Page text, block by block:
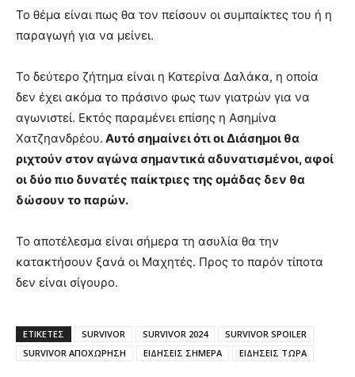
Το θέμα είναι πως θα τον πείσουν οι συμπαίκτες του ή η
παραγωγή για να μείνει.
Το δεύτερο ζήτημα είναι η Κατερίνα Δαλάκα, η οποία
δεν έχει ακόμα το πράσινο φως των γιατρών για να
αγωνιστεί. Εκτός παραμένει επίσης η Ασημίνα
Χατζηανδρέου. Αυτό σημαίνει ότι οι Διάσημοι θα
ριχτούν στον αγώνα σημαντικά αδυνατισμένοι, αφοί
οι δύο πιο δυνατές παίκτριες της ομάδας δεν θα
δώσουν το παρών.
Το αποτέλεσμα είναι σήμερα τη ασυλία θα την
κατακτήσουν ξανά οι Μαχητές. Προς το παρόν τίποτα
δεν είναι σίγουρο.
ΕΤΙΚΈΤΕΣ SURVIVOR SURVIVOR 2024
SURVIVOR SPOILER
SURVIVOR ΑΠΟΧΩΡΗΣΗ
ΕΙΔΗΣΕΙΣ ΣΗΜΕΡΑ ΕΙΔΗΣΕΙΣ ΤΩΡΑ